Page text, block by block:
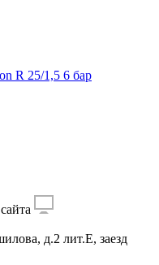
R 25/1,5 6 бар
д.2 лит.Е, заезд